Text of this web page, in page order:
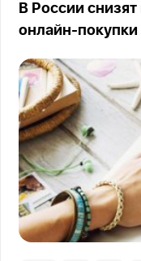
В России
онлайн-покупки